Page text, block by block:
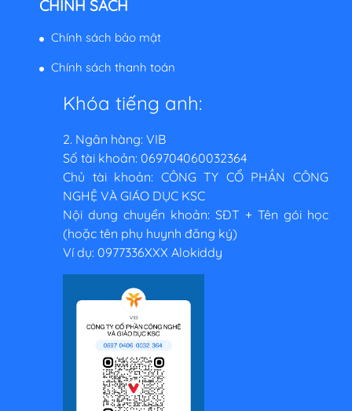
CHÍNH SÁCH
Chính sách bảo mật
Chính sách thanh toán
Khóa tiếng anh:
2. Ngân hàng: VIB
Số tài khoản: 069704060032364
Chủ tài khoản: CÔNG TY CỔ PHẦN CÔNG
NGHỆ VÀ GIÁO DỤC KSC
Nội dung chuyển khoản: SĐT + Tên gói học
(hoặc tên phụ huynh đăng ký)
Ví dụ: 0977336XXX Alokiddy